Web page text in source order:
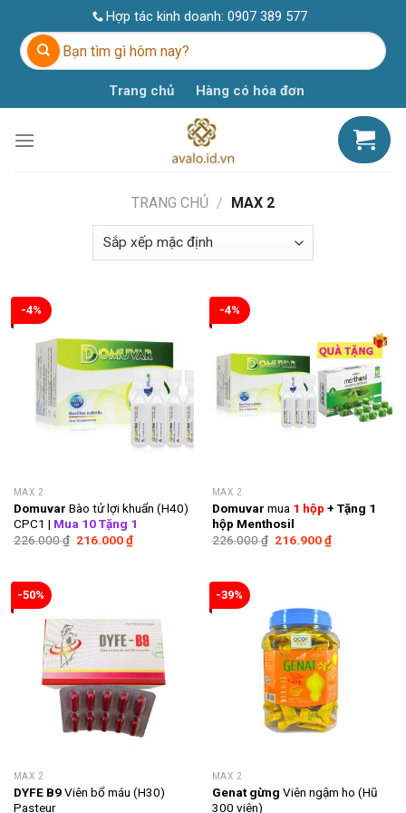
content
Hợp tác kinh doanh: 0907 389 577
Tìm
kiếm:
Trang chủ Hàng có hóa đơn
TRANG CHỦ / MAX 2
-4%
MAX 2
Domuvar Bào tử lợi khuẩn (H40)
CPC1 | Mua 10 Tặng 1
226.000₫ Giá
216.000₫Giá
hiện
-4%
MAX 2
Domuvar mua 1 hộp + Tặng 1
hộp Menthosil
226.000₫ Giá
216.900₫Giá
hiện
-50%
MAX 2
DYFE B9Viên bổ máu (H30)
Pasteur
-39%
MAX 2
Genat gừng Viên ngậm ho (Hũ
300 viên)